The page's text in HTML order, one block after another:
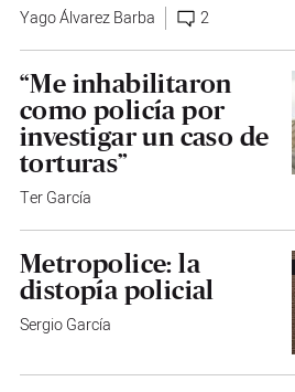
Yago Álvarez Barba 2
“Me inhabilitaron
como policía por
investigar un caso de
torturas”
Ter García
Metropolice: la
distopía policial
Sergio García